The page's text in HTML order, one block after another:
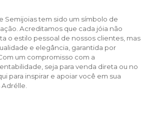
Semijoias tem sido um símbolo de
Acreditamos que cada jóia não
o estilo pessoal de nossos clientes, mas
e elegância, garantida por
um compromisso com a
seja para venda direta ou no
para inspirar e apoiar você em sua